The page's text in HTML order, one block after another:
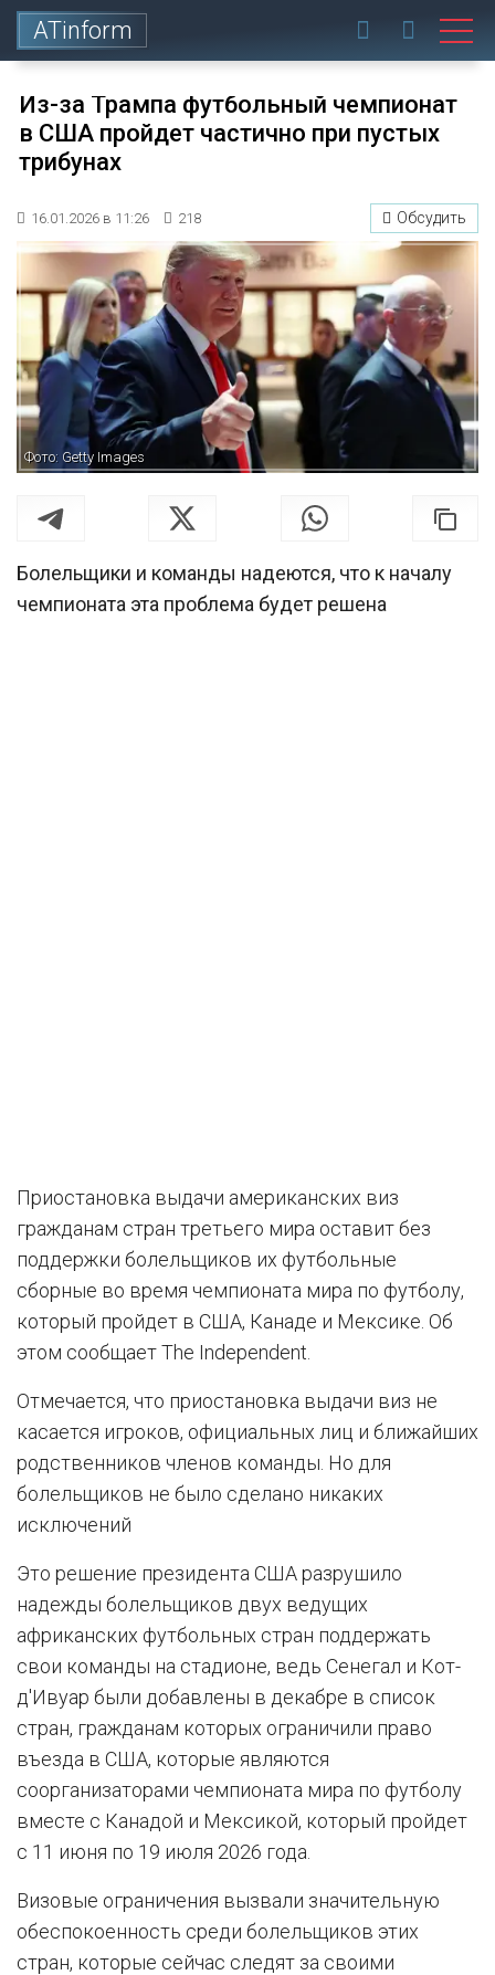
ATinform
Из-за Трампа футбольный чемпионат
в США пройдет частично при пустых
трибунах
16.01.2026 в 11:26 218 Обсудить
Фото: Getty Images
Болельщики и команды надеются, что к началу
чемпионата эта проблема будет решена
Приостановка выдачи американских виз
гражданам стран третьего мира оставит без
поддержки болельщиков их футбольные
сборные во время чемпионата мира по футболу,
который пройдет в США, Канаде и Мексике. Об
этом сообщает The Independent.
Отмечается, что приостановка выдачи виз не
касается игроков, официальных лиц и ближайших
родственников членов команды. Но для
болельщиков не было сделано никаких
исключений
Это решение президента США разрушило
надежды болельщиков двух ведущих
африканских футбольных стран поддержать
свои команды на стадионе, ведь Сенегал и Кот-
д'Ивуар были добавлены в декабре в список
стран, гражданам которых ограничили право
въезда в США, которые являются
соорганизаторами чемпионата мира по футболу
вместе с Канадой и Мексикой, который пройдет
с 11 июня по 19 июля 2026 года.
Визовые ограничения вызвали значительную
обеспокоенность среди болельщиков этих
стран, которые сейчас следят за своими